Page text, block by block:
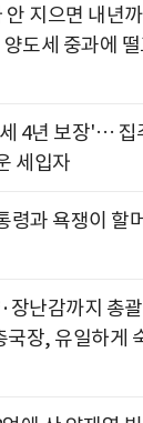
지으면 내년
도세 중과에 떨
4년 보장'… 집
세입자
령과 욕쟁이 할
장난감까지 총
국장, 유일하게